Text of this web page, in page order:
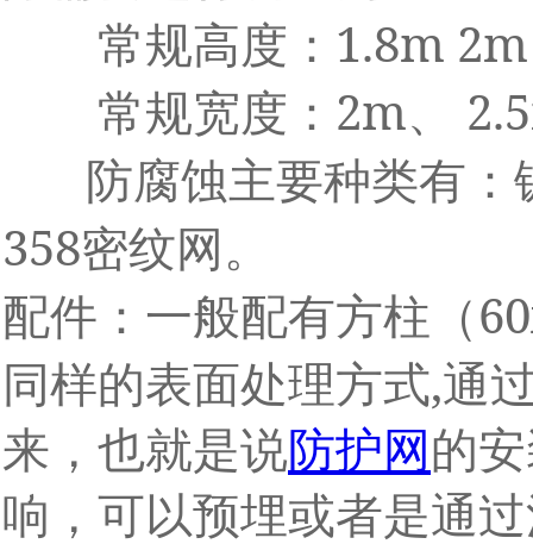
常规高度： 1.8m
常规宽度： 2m、
防腐蚀主要种类有：
358密纹网。
配件：一般配有方柱（
同样的表面处理方式,通
来，也就是说防护网 的
响，可以预埋或者是通